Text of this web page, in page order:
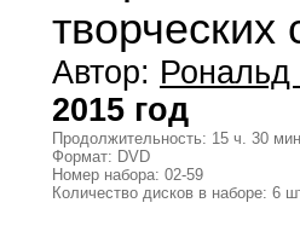
творческих
Автор: Рональд
2015 год
Продолжительность: 15 ч. 30
Формат: DVD
Номер набора: 02-59
Количество дисков в наборе: 6